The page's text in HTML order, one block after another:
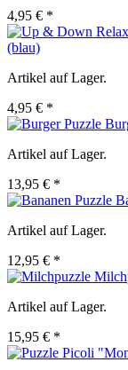
4,95 € *
(blau)
Artikel auf Lager.
4,95 € *
Artikel auf Lager.
13,95 € *
Artikel auf Lager.
12,95 € *
Artikel auf Lager.
15,95 € *